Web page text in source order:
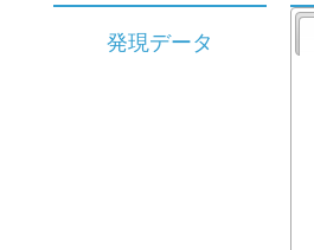
発現データ